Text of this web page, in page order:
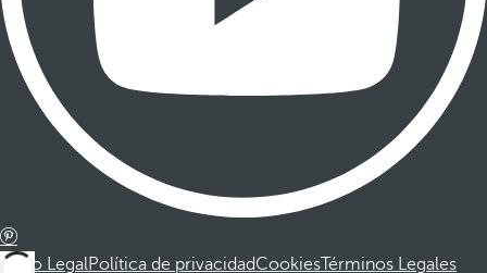
Aviso LegalPolítica de privacidadCookiesTérminos Legales